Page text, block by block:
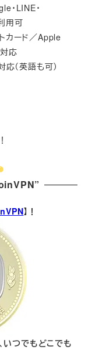
・LINE・
用可
カード／Apple
応
（英語も可）
】！
つでもどこでも